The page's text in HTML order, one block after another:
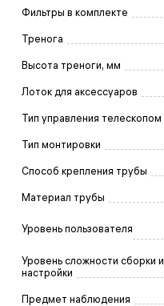
Фильтры в комплекте
Тренога
Высота треноги, мм
Лоток для аксессуаров
Тип управления телескопом
Тип монтировки
Способ крепления трубы
Материал трубы
Уровень пользователя
Уровень сложности сборки и
настройки
Предмет наблюдения